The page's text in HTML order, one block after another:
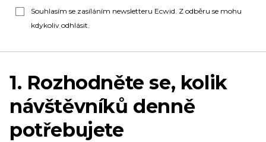
Souhlasím se zasíláním newsletteru Ecwid. Z odběru se mohu
kdykoliv odhlásit.
1. Rozhodněte se, kolik
návštěvníků denně
potřebujete